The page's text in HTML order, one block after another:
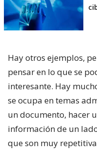
Hay otros ejemplos,
pensar en lo que se
interesante. Hay
se ocupa en temas
un documento, hacer
información de un
que son muy